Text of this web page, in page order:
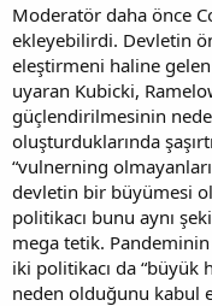
Moderatör daha önce
ekleyebilirdi. Devletin
eleştirmeni haline gelen
uyaran Kubicki,
güçlendirilmesinin
oluşturduklarında
“vulnerning
devletin bir büyümesi
politikacı bunu aynı
mega tetik.
iki politikacı da “büyük
neden olduğunu kabul